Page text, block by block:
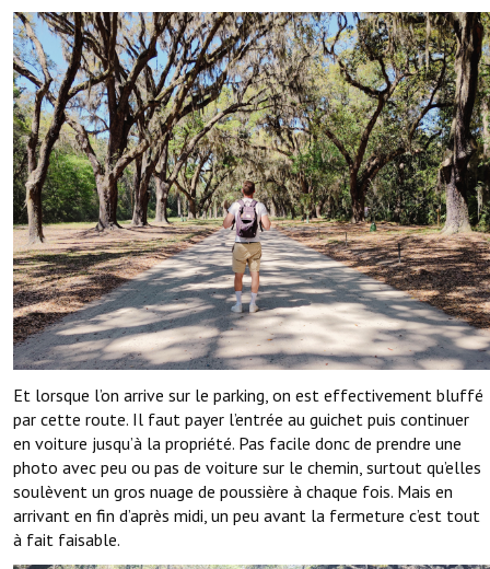
Et lorsque l’on arrive sur le parking, on est effectivement bluffé
par cette route. Il faut payer l’entrée au guichet puis continuer
en voiture jusqu’à la propriété. Pas facile donc de prendre une
photo avec peu ou pas de voiture sur le chemin, surtout qu’elles
soulèvent un gros nuage de poussière à chaque fois. Mais en
arrivant en fin d’après midi, un peu avant la fermeture c’est tout
à fait faisable.